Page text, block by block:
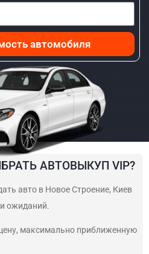
автомобиля
АВТОВЫКУП VIP?
авто в Новое Строение, Киев
ожиданий.
максимально приближенную